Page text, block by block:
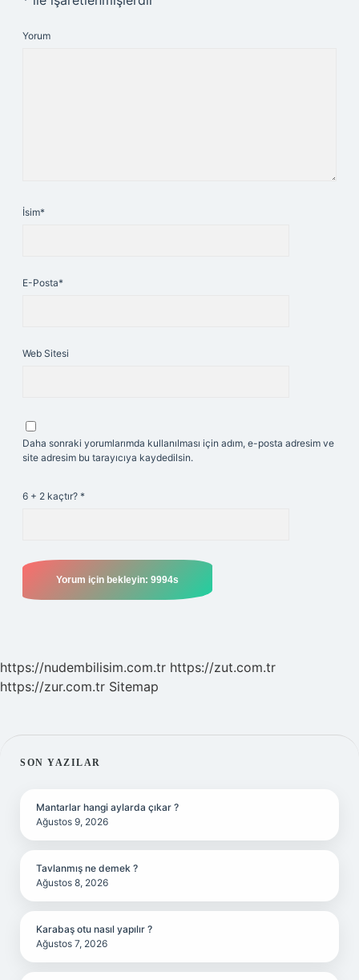
Yorum
İsim*
E-Posta*
Web Sitesi
Daha sonraki yorumlarımda kullanılması için adım, e-posta adresim ve
site adresim bu tarayıcıya kaydedilsin.
6 + 2 kaçtır? *
https://nudembilisim.com.tr https://zut.com.tr
https://zur.com.tr Sitemap
SIDEBAR
SON YAZILAR
Mantarlar hangi aylarda çıkar ?
Ağustos 9, 2026
Tavlanmış ne demek ?
Ağustos 8, 2026
Karabaş otu nasıl yapılır ?
Ağustos 7, 2026